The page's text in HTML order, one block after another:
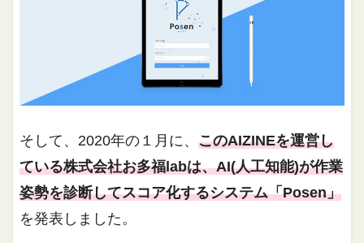
そして、2020年の１月に、このAIZINEを運営し
ている株式会社お多福labは、AI(人工知能)が作業
姿勢を診断してスコア化するシステム「Posen」
を発表しました。